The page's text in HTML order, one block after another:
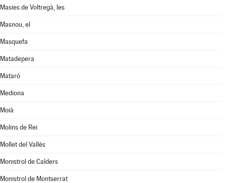
Masies de Voltregà, les
Masnou, el
Masquefa
Matadepera
Mataró
Mediona
Moià
Molins de Rei
Mollet del Vallès
Monistrol de Calders
Monistrol de Montserrat